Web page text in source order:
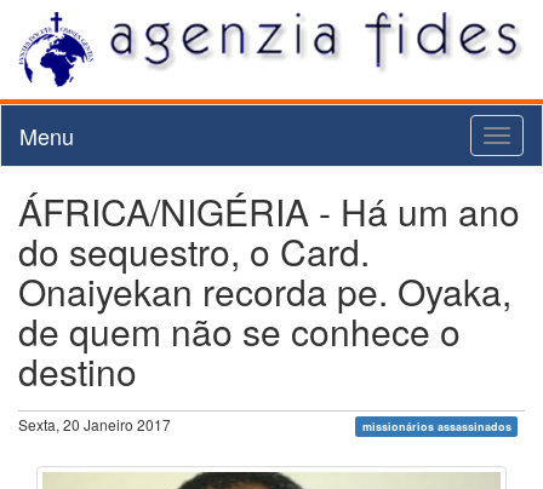
Menu
ÁFRICA/NIGÉRIA - Há um ano
do sequestro, o Card.
Onaiyekan recorda pe. Oyaka,
de quem não se conhece o
destino
Sexta, 20 Janeiro 2017 missionários assassinados